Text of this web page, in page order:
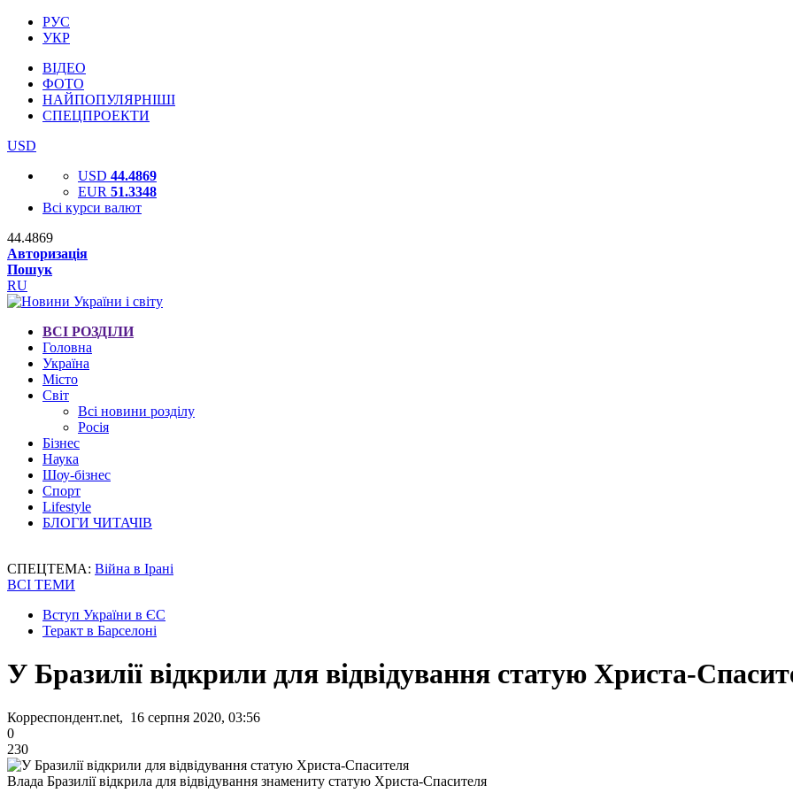
РУС
УКР
ВІДЕО
ФОТО
НАЙПОПУЛЯРНІШІ
СПЕЦПРОЕКТИ
USD
USD 44.4869
EUR 51.3348
Всі курси валют
44.4869
Авторизація
Пошук
RU
ВСІ РОЗДІЛИ
Головна
Україна
Місто
Світ
Всі новини розділу
Росія
Бізнес
Наука
Шоу-бізнес
Спорт
Lifestyle
БЛОГИ ЧИТАЧІВ
СПЕЦТЕМА: Війна в Ірані
ВСІ ТЕМИ
Вступ України в ЄС
Теракт в Барселоні
У Бразилії відкрили для відвідування статую Христа-
Корреспондент.net, 16 серпня 2020, 03:56
0
230
Влада Бразилії відкрила для відвідування знамениту статую Христа-Спасителя